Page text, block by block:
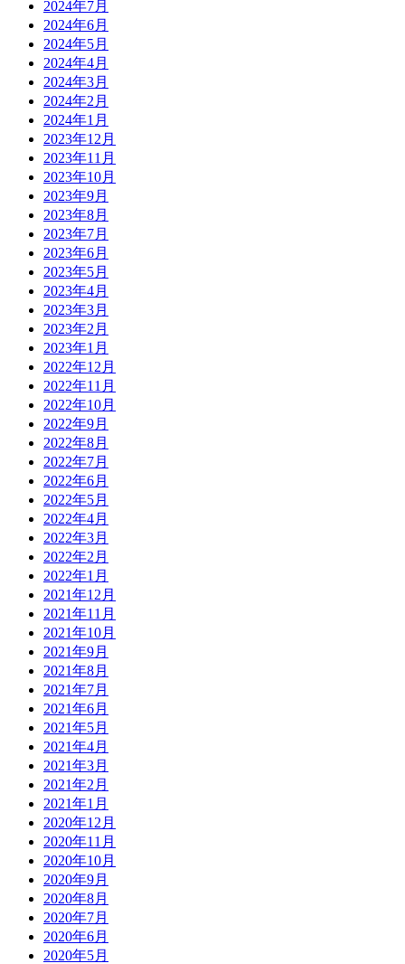
2024年7月
2024年6月
2024年5月
2024年4月
2024年3月
2024年2月
2024年1月
2023年12月
2023年11月
2023年10月
2023年9月
2023年8月
2023年7月
2023年6月
2023年5月
2023年4月
2023年3月
2023年2月
2023年1月
2022年12月
2022年11月
2022年10月
2022年9月
2022年8月
2022年7月
2022年6月
2022年5月
2022年4月
2022年3月
2022年2月
2022年1月
2021年12月
2021年11月
2021年10月
2021年9月
2021年8月
2021年7月
2021年6月
2021年5月
2021年4月
2021年3月
2021年2月
2021年1月
2020年12月
2020年11月
2020年10月
2020年9月
2020年8月
2020年7月
2020年6月
2020年5月